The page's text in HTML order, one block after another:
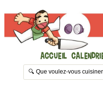
Accueil